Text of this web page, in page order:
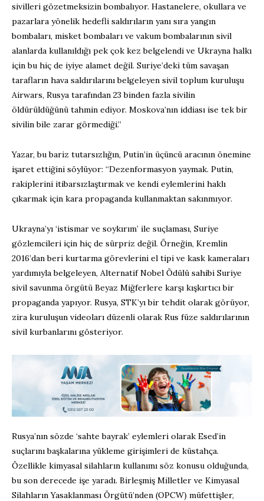
sivilleri gözetmeksizin bombalıyor. Hastanelere, okullara ve
pazarlara yönelik hedefli saldırıların yanı sıra yangın
bombaları, misket bombaları ve vakum bombalarının sivil
alanlarda kullanıldığı pek çok kez belgelendi ve Ukrayna halkı
için bu hiç de iyiye alamet değil. Suriye’deki tüm savaşan
tarafların hava saldırılarını belgeleyen sivil toplum kuruluşu
Airwars, Rusya tarafından 23 binden fazla sivilin
öldürüldüğünü tahmin ediyor. Moskova’nın iddiası ise tek bir
sivilin bile zarar görmediği.”
Yazar, bu bariz tutarsızlığın, Putin’in üçüncü aracının önemine
işaret ettiğini söylüyor: “Dezenformasyon yaymak. Putin,
rakiplerini itibarsızlaştırmak ve kendi eylemlerini haklı
çıkarmak için kara propaganda kullanmaktan sakınmıyor.
Ukrayna’yı ‘istismar ve soykırım’ ile suçlaması, Suriye
gözlemcileri için hiç de sürpriz değil. Örneğin, Kremlin
2016’dan beri kurtarma görevlerini el tipi ve kask kameraları
yardımıyla belgeleyen, Alternatif Nobel Ödülü sahibi Suriye
sivil savunma örgütü Beyaz Miğferlere karşı kışkırtıcı bir
propaganda yapıyor. Rusya, STK’yı bir tehdit olarak görüyor,
zira kuruluşun videoları düzenli olarak Rus füze saldırılarının
sivil kurbanlarını gösteriyor.
Rusya’nın sözde ‘sahte bayrak’ eylemleri olarak Esed’in
suçlarını başkalarına yükleme girişimleri de küstahça.
Özellikle kimyasal silahların kullanımı söz konusu olduğunda,
bu son derecede işe yaradı. Birleşmiş Milletler ve Kimyasal
Silahların Yasaklanması Örgütü’nden (OPCW) müfettişler,